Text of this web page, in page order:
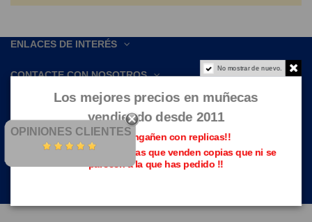
ENLACES DE INTERÉS
CONTACTE CON NOSOTROS
OPINIONES CLIENTES
No mostrar de nuevo.
Los mejores precios en muñecas
vendiendo desde 2011
Que no te engañen con replicas!!
Evita las páginas piratas que venden copias que ni se
parecen a la que has pedido !!